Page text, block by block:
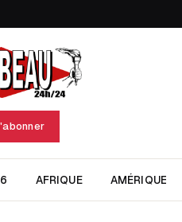
AFRIQUE AMÉRIQUE